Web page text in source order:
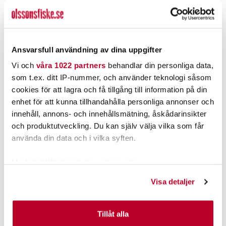
Ansvarsfull användning av dina uppgifter
Vi och våra 1022 partners behandlar din personliga data,
som t.ex. ditt IP-nummer, och använder teknologi såsom
cookies för att lagra och få tillgång till information på din
enhet för att kunna tillhandahålla personliga annonser och
innehåll, annons- och innehållsmätning, åskådarinsikter
och produktutveckling. Du kan själv välja vilka som får
använda din data och i vilka syften.
Identifiera din enhet genom att aktivt skanna den för
specifika kännetecken (fingeravtryck)
Visa detaljer
Tillåt alla
PRODUKTBESKRIVNING
POPULÄRT JUST NU